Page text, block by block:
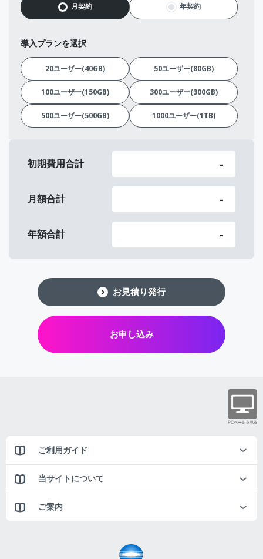
月契約 年契約
導入プランを選択
20ユーザー(40GB) 50ユーザー(80GB)
100ユーザー(150GB) 300ユーザー(300GB)
500ユーザー(500GB) 1000ユーザー(1TB)
初期費用合計 -
月額合計 -
年額合計 -
お見積り発行
お申し込み
ご利用ガイド
当サイトについて
ご案内